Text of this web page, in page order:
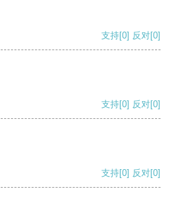
支持[0] 反对[0]
支持[0] 反对[0]
支持[0] 反对[0]